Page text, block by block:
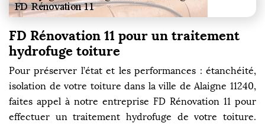
FD Rénovation 11 pour un traitement
hydrofuge toiture
Pour préserver l’état et les performances : étanchéité,
isolation de votre toiture dans la ville de Alaigne 11240,
faites appel à notre entreprise FD Rénovation 11 pour
effectuer un traitement hydrofuge de votre toiture.